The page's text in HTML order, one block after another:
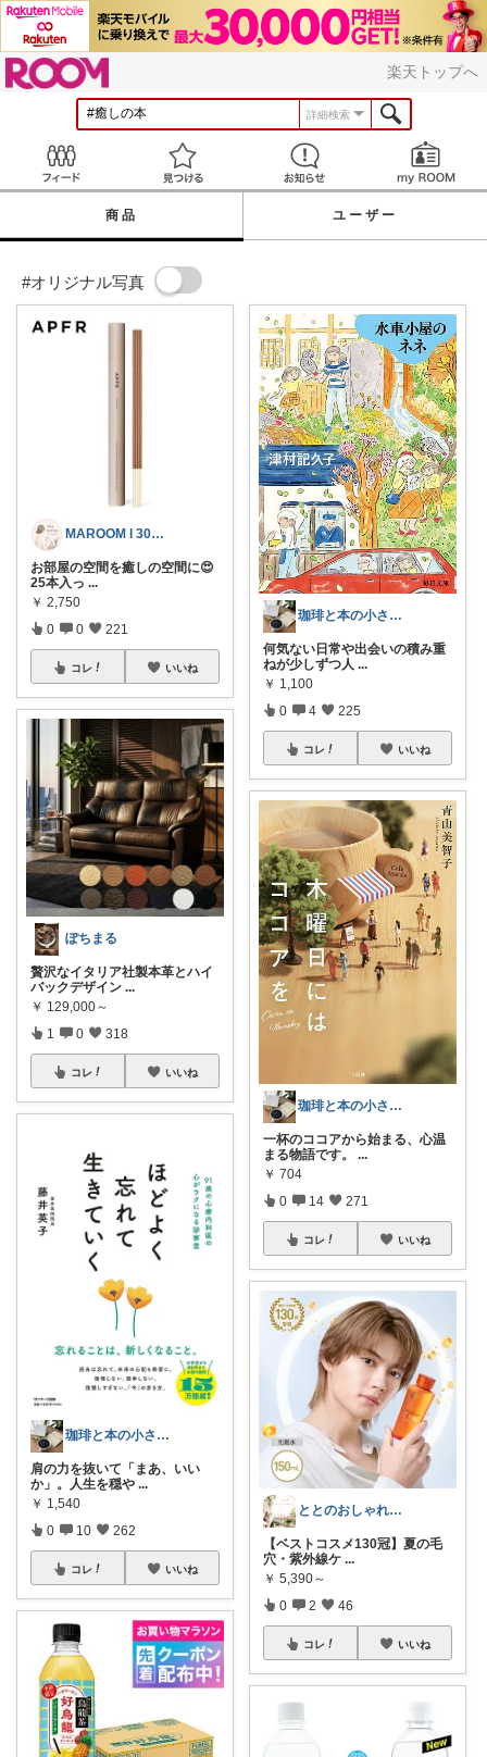
楽天トップへ
詳細検索
見つける お知らせ
商品 ユーザー
#オリジナル写真
MAROOM l 30代の愛用品🧡
お部屋の空間を癒しの空間に😍
25本入っ ...
￥ 2,750
0 0 221
コレ いいね
ぽちまる
贅沢なイタリア社製本革とハイ
バックデザイン ...
￥ 129,000～
1 0 318
コレ いいね
珈琲と本の小さな喫茶店☕️📕
肩の力を抜いて「まあ、いい
か」。人生を穏や ...
￥ 1,540
0 10 262
コレ いいね
珈琲と本の小さな喫茶店☕️📕
何気ない日常や出会いの積み重
ねが少しずつ人 ...
￥ 1,100
0 4 225
コレ いいね
珈琲と本の小さな喫茶店☕️📕
一杯のココアから始まる、心温
まる物語です。
...
￥ 704
0 14 271
コレ いいね
ととのおしゃれで緑のある暮らし
【ベストコスメ130冠】夏の毛
穴・紫外線ケ ...
￥ 5,390～
0 2 46
コレ いいね